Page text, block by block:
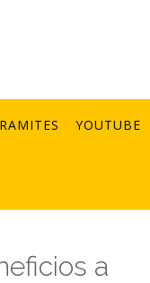
YOUTUBE
a